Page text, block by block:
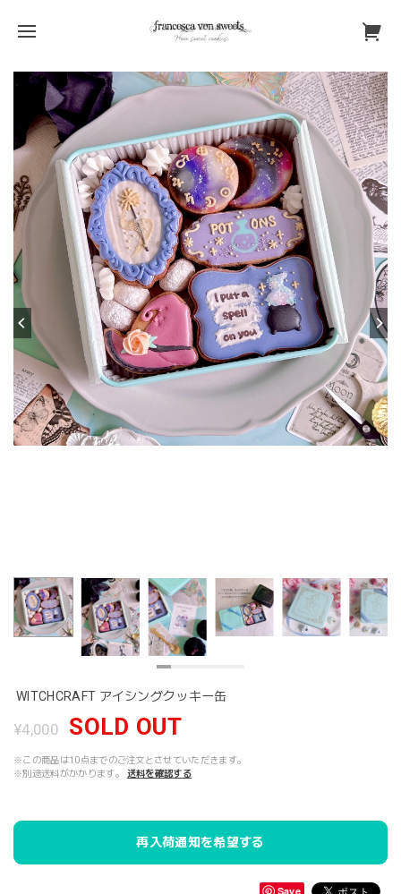
WITCHCRAFT アイシングクッキー缶
¥4,000 SOLD OUT
※この商品は10点までのご注文とさせていただきます。
※別途送料がかかります。
送料を確認する
再入荷通知を希望する
Save